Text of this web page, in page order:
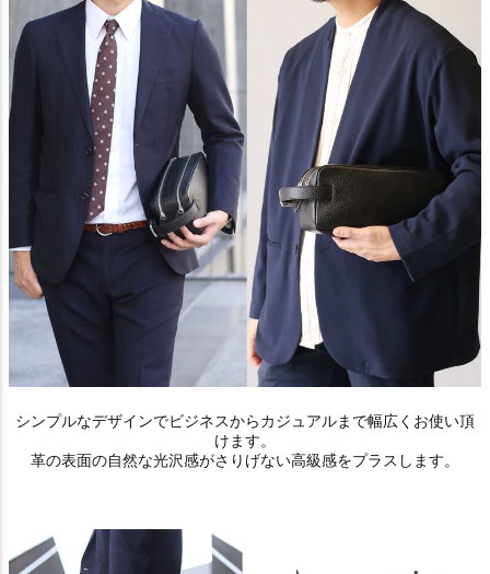
シンプルなデザインでビジネスからカジュアルまで幅広くお使い頂
けます。
革の表面の自然な光沢感がさりげない高級感をプラスします。